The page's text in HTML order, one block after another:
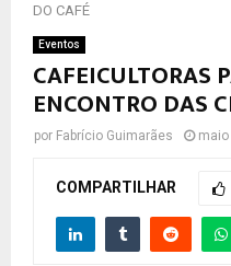
DO CAFÉ
Eventos
CAFEICULTORAS
ENCONTRO DAS
por Fabrício Guimarães maio
COMPARTILHAR